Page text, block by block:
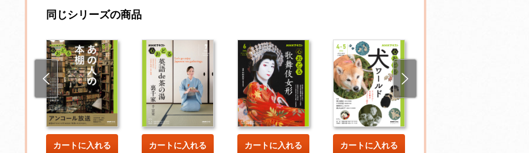
同じシリーズの商品
カートに入れる カートに入れる カートに入れる カートに入れる